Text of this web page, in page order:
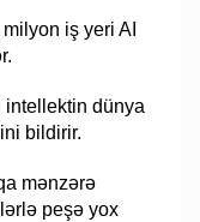
iş yeri AI
intellektin dünya
bildirir.
mənzərə
peşə yox